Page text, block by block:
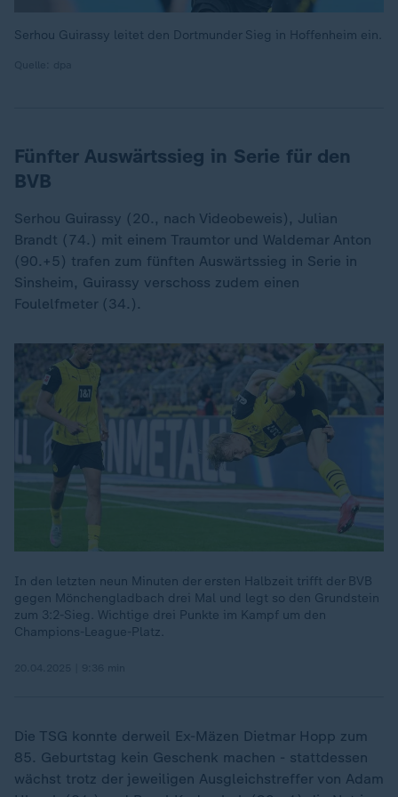
Serhou Guirassy leitet den Dortmunder Sieg in Hoffenheim ein.
Fünfter Auswärtssieg in Serie für den
BVB
Serhou Guirassy (20., nach Videobeweis), Julian
Brandt (74.) mit einem Traumtor und Waldemar Anton
(90.+5) trafen zum fünften Auswärtssieg in Serie in
Sinsheim, Guirassy verschoss zudem einen
Foulelfmeter (34.).
In den letzten neun Minuten der ersten Halbzeit trifft der BVB
gegen Mönchengladbach drei Mal und legt so den Grundstein
zum 3:2-Sieg. Wichtige drei Punkte im Kampf um den
Champions-League-Platz.
Die TSG konnte derweil Ex-Mäzen Dietmar Hopp zum
85. Geburtstag kein Geschenk machen - stattdessen
wächst trotz der jeweiligen Ausgleichstreffer von Adam